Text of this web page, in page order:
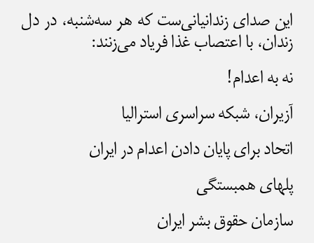
این صدای زندانیانی‌ست که هر سه‌شنبه، در دل
زندان، با اعتصاب غذا فریاد می‌زنند:
نه به اعدام!
آزیران، شبکه سراسری استرالیا
اتحاد برای پایان دادن اعدام در ایران
پلهای همبستگی
سازمان حقوق بشر ایران